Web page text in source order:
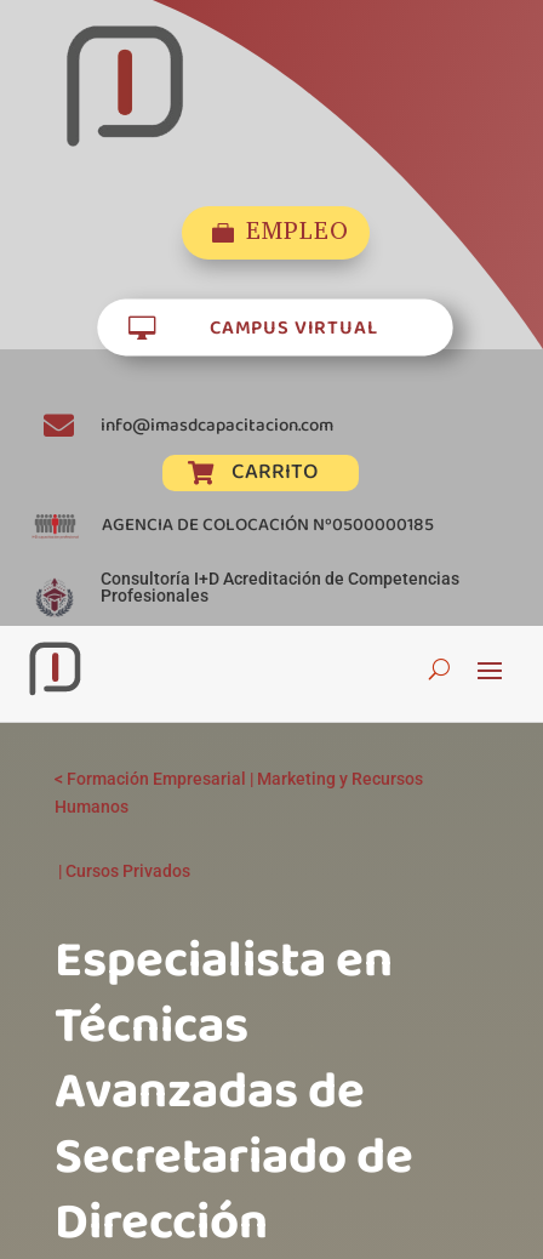
 EMPLEO
 CAMPUS VIRTUAL
 info@imasdcapacitacion.com
 CARRITO
AGENCIA DE COLOCACIÓN Nº0500000185
Consultoría I+D Acreditación de Competencias
Profesionales
< Formación Empresarial | Marketing y Recursos
Humanos
|Cursos Privados
Especialista en
Técnicas
Avanzadas de
Secretariado de
Direcciónㅤㅤㅤㅤㅤㅤㅤㅤㅤㅤㅤㅤ